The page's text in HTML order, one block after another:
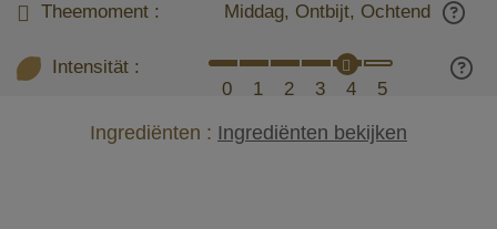
Theemoment : Middag, Ontbijt, Ochtend
Intensität :
0
1 2 3 4 5
Ingrediënten : Ingrediënten bekijken